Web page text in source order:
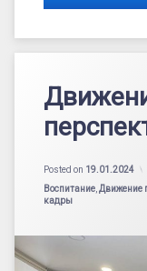
Posted on 19.01.2024
Категории:
Воспитание Движение
кадры